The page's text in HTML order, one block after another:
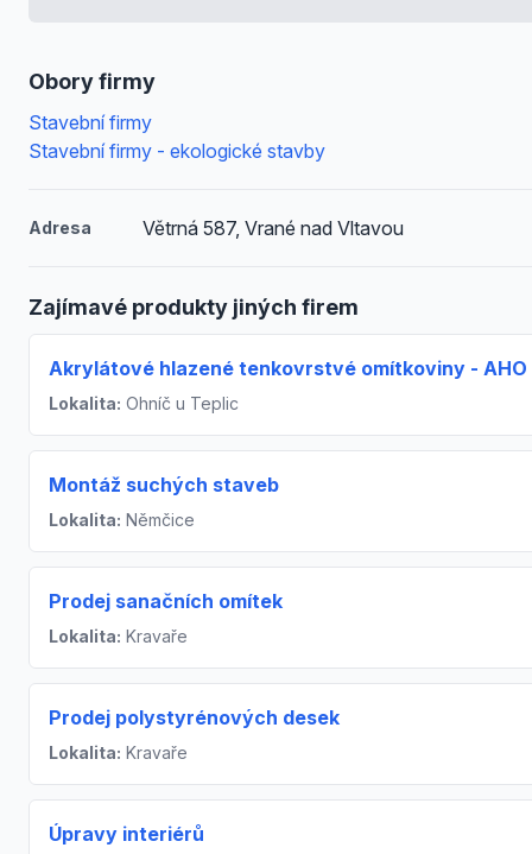
Obory firmy
Stavební firmy
Stavební firmy - ekologické stavby
Adresa Větrná 587, Vrané nad Vltavou
Zajímavé produkty jiných firem
Akrylátové hlazené tenkovrstvé omítkoviny - AHO
Lokalita: Ohníč u Teplic
Montáž suchých staveb
Lokalita: Němčice
Prodej sanačních omítek
Lokalita: Kravaře
Prodej polystyrénových desek
Lokalita: Kravaře
Úpravy interiérů